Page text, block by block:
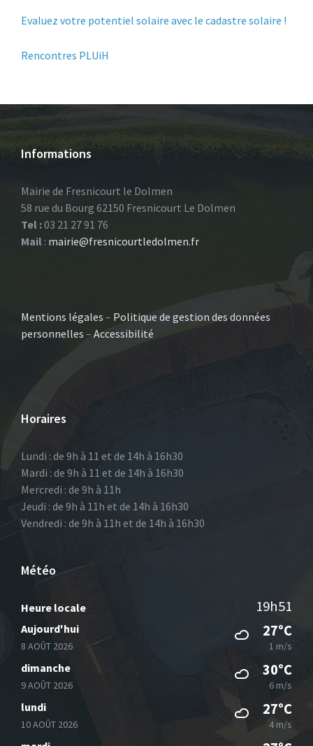
Evaluez votre potentiel solaire avec le cadastre solaire !
Rencontres PLUiH
Informations
Mairie de Fresnicourt le Dolmen
58 rue du Bourg 62150 Fresnicourt Le Dolmen
Tel :03 21 27 91 76
Mail : mairie@fresnicourtledolmen.fr
Mentions légales – Politique de gestion des données
personnelles – Accessibilité
Horaires
Lundi : de 9h à 11 et de 14h à 16h30
Mardi : de 9h à 11 et de 14h à 16h30
Mercredi : de 9h à 11h
Jeudi : de 9h à 11h et de 14h à 16h30
Vendredi : de 9h à 11h et de 14h à 16h30
Météo
Heure locale 19h51
Aujourd'hui
8 AOÛT 2026
27°C
1 m/s
dimanche
9 AOÛT 2026
30°C
6 m/s
lundi
10 AOÛT 2026
27°C
4 m/s